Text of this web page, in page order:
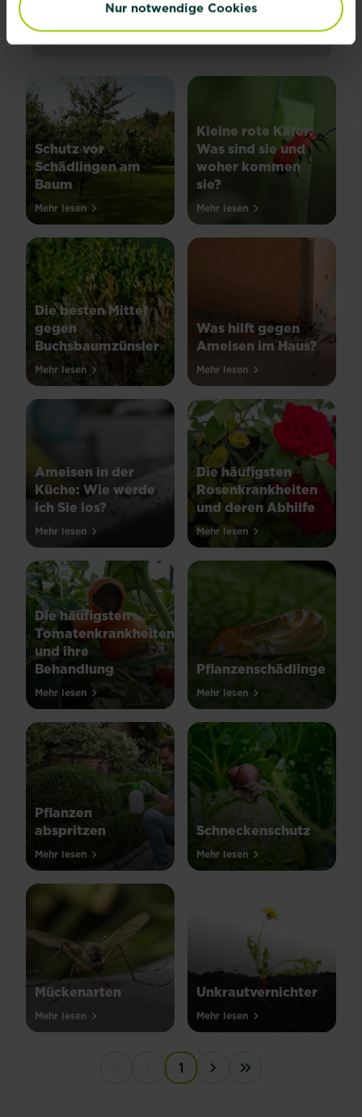
Nur notwendige Cookies
Schutz vor
Schädlingen am
Baum
Mehr lesen
Kleine rote Käfer:
Was sind sie und
woher kommen
sie?
Mehr lesen
Die besten Mittel
gegen
Buchsbaumzünsler
Mehr lesen
Was hilft gegen
Ameisen im Haus?
Mehr lesen
Ameisen in der
Küche: Wie werde
ich Sie los?
Mehr lesen
Die häufigsten
Rosenkrankheiten
und deren Abhilfe
Mehr lesen
Die häufigsten
Tomatenkrankheiten
und ihre
Behandlung
Mehr lesen
Pflanzenschädlinge
Mehr lesen
Pflanzen
abspritzen
Mehr lesen
Schneckenschutz
Mehr lesen
Mückenarten
Mehr lesen
Unkrautvernichter
Mehr lesen
First disabled
Previous disabled
1